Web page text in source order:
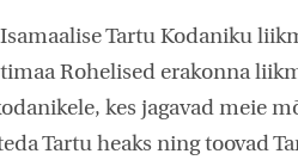
Tartu Kodaniku
Rohelised erakonna
kes jagavad meie
Tartu heaks ning toovad